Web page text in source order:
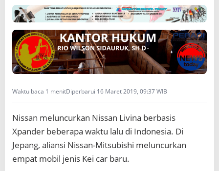
n
L
v
i
n
a
V
r
s
M
u
g
i
l
Waktu baca 1 menitDiperbarui 16 Maret 2019, 09:37 WIB
Nissan meluncurkan Nissan Livina berbasis
Xpander beberapa waktu lalu di Indonesia. Di
Jepang, aliansi Nissan-Mitsubishi meluncurkan
empat mobil jenis Kei car baru.